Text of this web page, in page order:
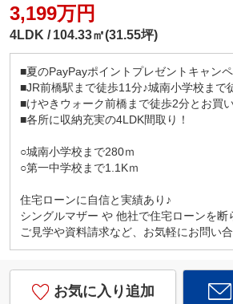
3,199万円
4LDK 104.33㎡(31.55坪)
■夏のPayPayポイントプレゼントキャンペ
■JR前橋駅まで徒歩11分♪城南小学校まで
■けやきウォーク前橋まで徒歩2分とお買
■各所に収納充実の4LDK間取り！
○城南小学校まで280ｍ
○第一中学校まで1.1Kｍ
住宅ローンに自信と実績あり♪
シングルマザー や 他社で住宅ローンを断
ご見学や資料請求など、お気軽にお問い
お気に入り追加